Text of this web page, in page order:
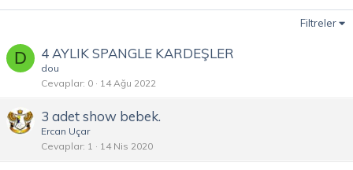
Filtreler
D 4 AYLIK SPANGLE KARDEŞLER
dou
Cevaplar 0 14 Ağu 2022
3 adet show bebek.
Ercan Uçar
Cevaplar 1 14 Nis 2020